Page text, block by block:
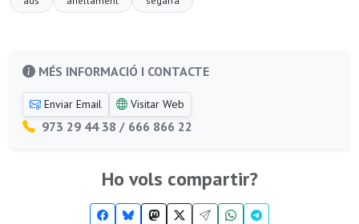
MÉS INFORMACIÓ I CONTACTE
Enviar Email Visitar Web
973 29 44 38 / 666 866 22
Ho vols compartir?